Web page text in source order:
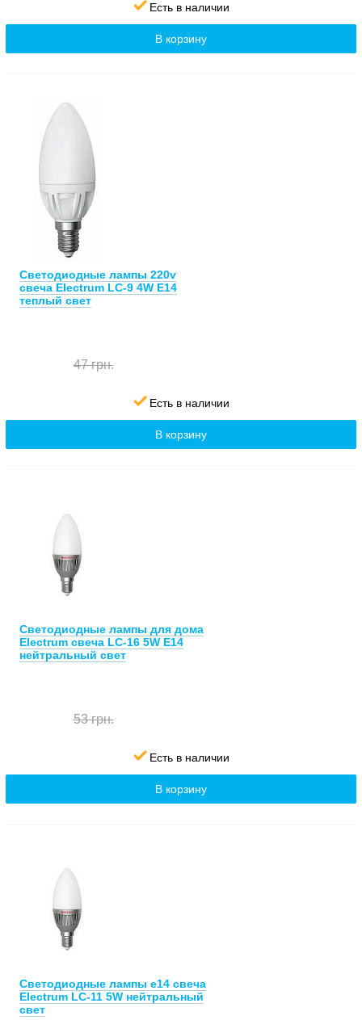
Есть в наличии
В корзину
Светодиодные лампы 220v
свеча Electrum LC-9 4W E14
теплый свет
47 грн.
Есть в наличии
В корзину
Светодиодные лампы для дома
Electrum свеча LC-16 5W E14
нейтральный свет
53 грн.
Есть в наличии
В корзину
Cветодиодные лампы е14 свеча
Electrum LC-11 5W нейтральный
свет